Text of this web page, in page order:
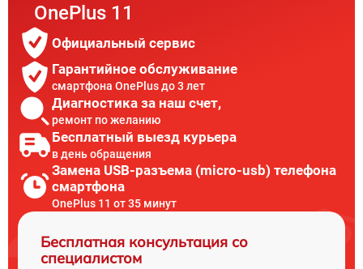
OnePlus 11
Официальный сервис
Гарантийное обслуживание
смартфона OnePlus до 3 лет
Диагностика за наш счет,
ремонт по желанию
Бесплатный выезд курьера
в день обращения
Замена USB-разъема (micro-usb) телефона
смартфона
OnePlus 11 от 35 минут
Бесплатная консультация со
специалистом